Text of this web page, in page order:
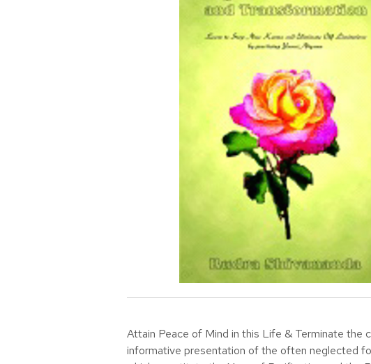
Attain Peace of Mind in this Life & Terminate the
informative presentation of the often neglected